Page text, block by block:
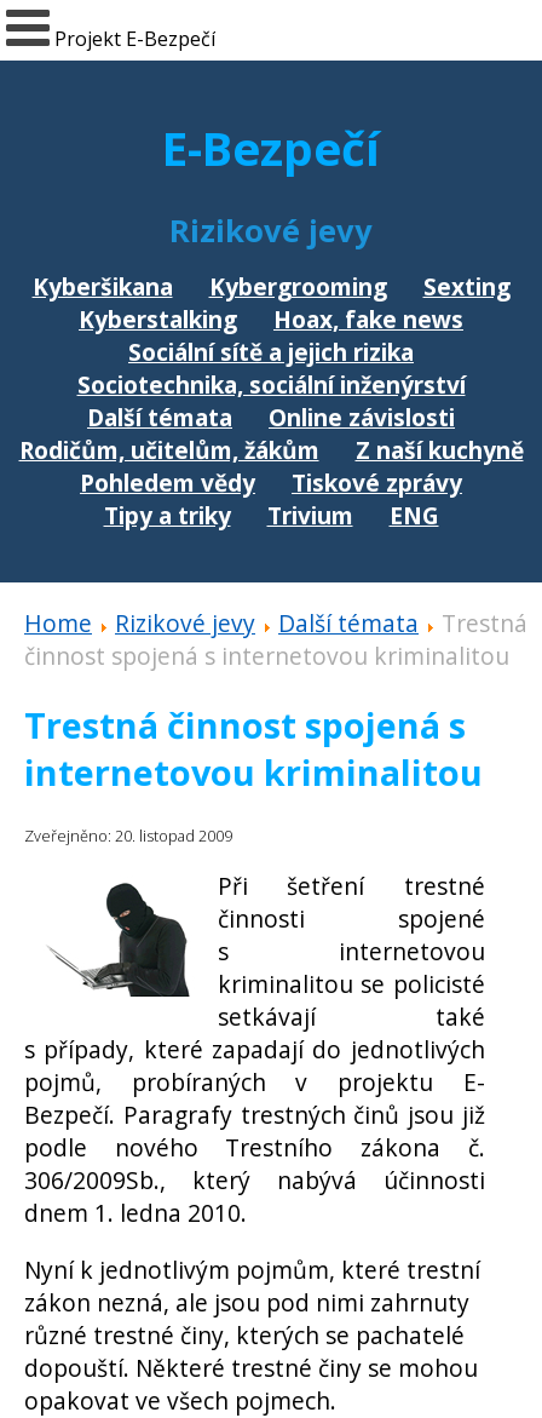
Projekt E-Bezpečí
E-Bezpečí
Rizikové jevy
Kyberšikana Kybergrooming
Sexting
Kyberstalking
Hoax, fake news
Sociální sítě a jejich rizika
Sociotechnika, sociální inženýrství
Další témata
Online závislosti
Rodičům, učitelům, žákům
Z naší kuchyně
Pohledem vědy
Tiskové zprávy
Tipy a triky
Trivium ENG
Home Rizikové jevy Další témata
Trestná
činnost spojená s internetovou kriminalitou
Trestná činnost spojená s
internetovou kriminalitou
Zveřejněno: 20. listopad 2009
Při šetření trestné
činnosti spojené
s internetovou
kriminalitou se policisté
setkávají také
s případy, které zapadají do jednotlivých
pojmů, probíraných v projektu E-
Bezpečí. Paragrafy trestných činů jsou již
podle nového Trestního zákona č.
306/2009Sb., který nabývá účinnosti
dnem 1. ledna 2010.
Nyní k jednotlivým pojmům, které trestní
zákon nezná, ale jsou pod nimi zahrnuty
různé trestné činy, kterých se pachatelé
dopouští. Některé trestné činy se mohou
opakovat ve všech pojmech.